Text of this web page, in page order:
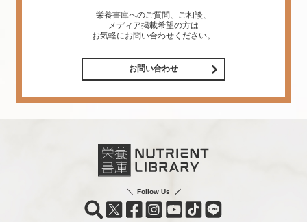
栄養書庫へのご質問、ご相談、
メディア掲載希望の方は
お気軽にお問い合わせください。
お問い合わせ
Follow Us